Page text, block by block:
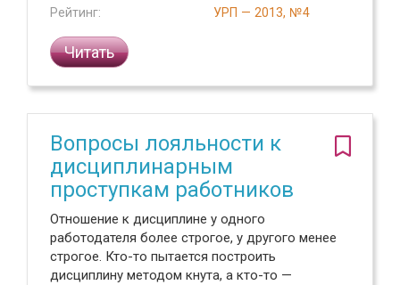
Рейтинг:
УРП — 2013, №4
Читать
Вопросы лояльности к
дисциплинарным
проступкам работников
Отношение к дисциплине у одного
работодателя более строгое, у другого менее
строгое. Кто-то пытается построить
дисциплину методом кнута, а кто-то —